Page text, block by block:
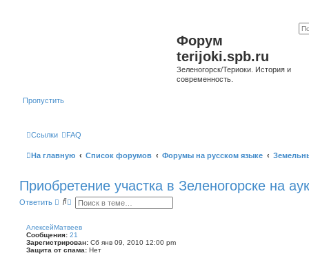
Форум
terijoki.spb.ru
Зеленогорск/Териоки. История и
современность.
Пропустить
Ссылки FAQ
На главную Список форумов Форумы на русском языке
Приобретение участка в Зеленогорске на
Ответить
П
с
к
Р
ш
и
р
е
АлексейМатвеев
Сообщения: 21
Зарегистрирован: Сб янв 09, 2010 12:00 pm
Защита от спама: Нет